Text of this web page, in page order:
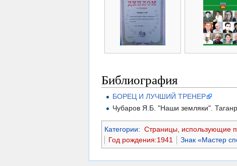
Библиография
БОРЕЦ И ЛУЧШИЙ ТРЕНЕР
Чубаров Я.Б. "Наши земляки".
Категории: Страницы, использующие
Год рождения:1941
Знак «Мастер